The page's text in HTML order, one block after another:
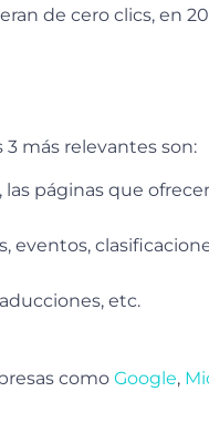
de cero clics, en
más relevantes son:
páginas que
eventos,
etc.
como Google,